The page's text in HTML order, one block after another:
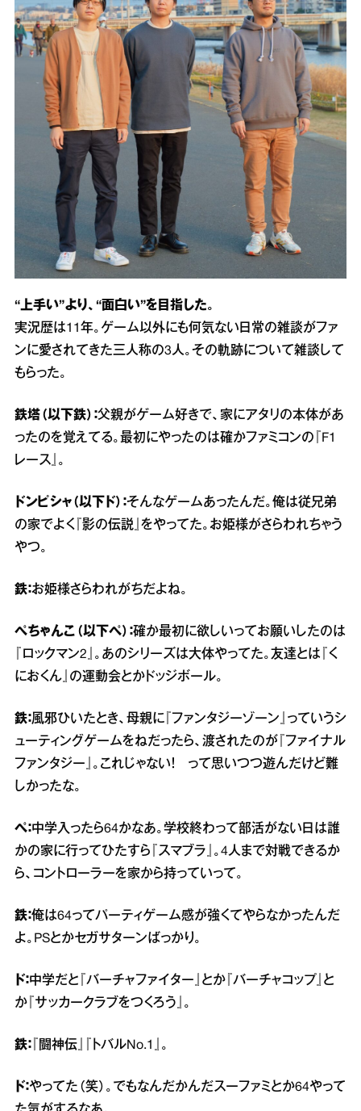
“上手い”より、“面白い”を目指した。
実況歴は11年。ゲーム以外にも何気ない日常の雑談がファ
ンに愛されてきた三人称の3人。その軌跡について雑談して
もらった。
鉄塔（以下鉄）：父親がゲーム好きで、家にアタリの本体があ
ったのを覚えてる。最初にやったのは確かファミコンの『F1
レース』。
ドンピシャ（以下ド）：そんなゲームあったんだ。俺は従兄弟
の家でよく『影の伝説』をやってた。お姫様がさらわれちゃう
やつ。
鉄：お姫様さらわれがちだよね。
ぺちゃんこ（以下ぺ）：確か最初に欲しいってお願いしたのは
『ロックマン2』。あのシリーズは大体やってた。友達とは『く
におくん』の運動会とかドッジボール。
鉄：風邪ひいたとき、母親に『ファンタジーゾーン』っていうシ
ューティングゲームをねだったら、渡されたのが『ファイナル
ファンタジー』。これじゃない！ って思いつつ遊んだけど難
しかったな。
ぺ：中学入ったら64かなあ。学校終わって部活がない日は誰
かの家に行ってひたすら『スマブラ』。4人まで対戦できるか
ら、コントローラーを家から持っていって。
鉄：俺は64ってパーティゲーム感が強くてやらなかったんだ
よ。PSとかセガサターンばっかり。
ド：中学だと『バーチャファイター』とか『バーチャコップ』と
か『サッカークラブをつくろう』。
鉄： 『闘神伝』『トバルNo.1』。
ド：やってた（笑）。でもなんだかんだスーファミとか64やって